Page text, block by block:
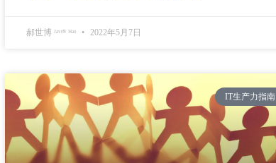
郝世博 ᴶᵃᵛᵉⁿ ᴴᵃᵒ 2022年5月7日
IT生产力指南